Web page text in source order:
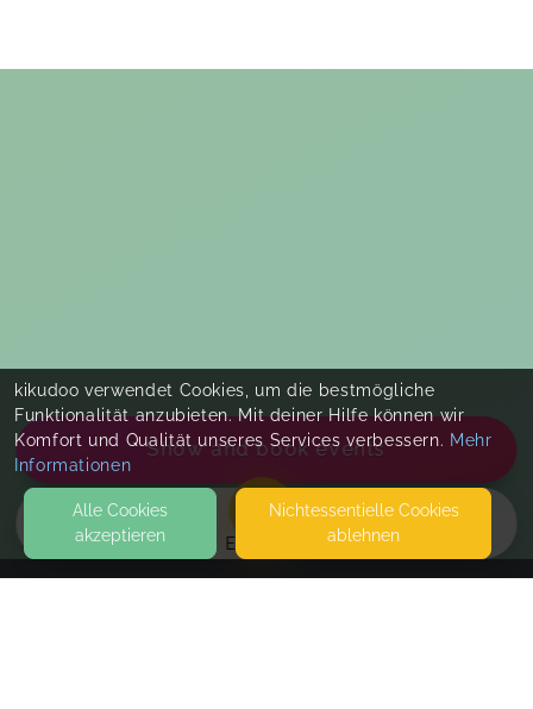
EVENTS
Show and book events
kikudoo verwendet Cookies, um die bestmögliche
Funktionalität anzubieten. Mit deiner Hilfe können wir
Komfort und Qualität unseres Services verbessern. Mehr
Informationen
Alle Cookies
akzeptieren
Nicht­essentielle Cookies
ablehnen